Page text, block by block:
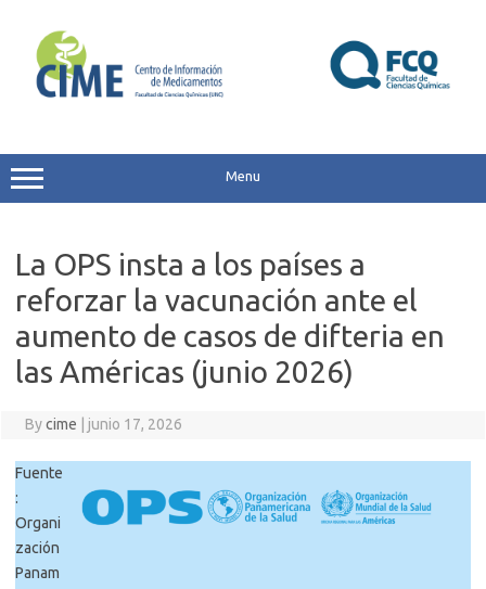
content
Menu
La OPS insta a los países a
reforzar la vacunación ante el
aumento de casos de difteria en
las Américas (junio 2026)
Bycime junio 17, 2026
Fuente
:
Organi
zación
Panam